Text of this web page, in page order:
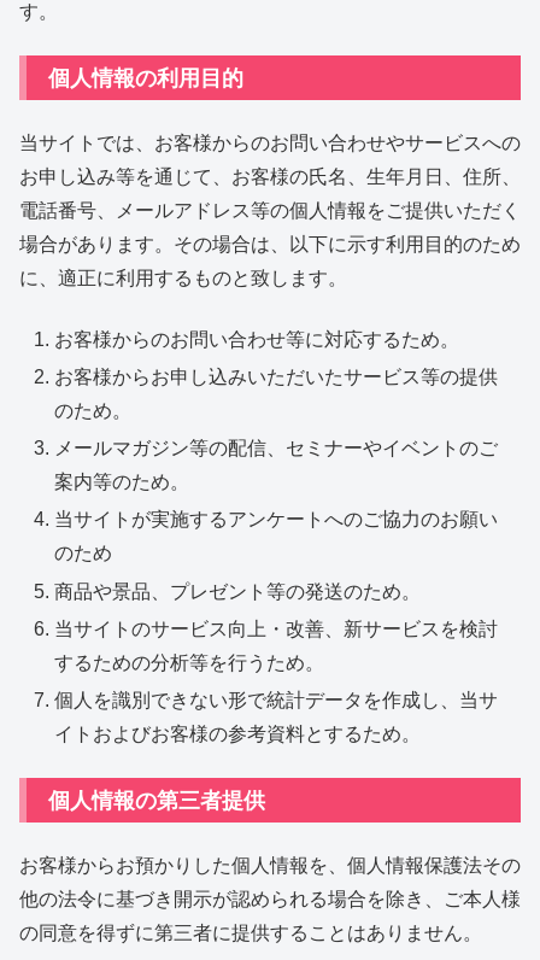
す。
個人情報の利用目的
当サイトでは、お客様からのお問い合わせやサービスへの
お申し込み等を通じて、お客様の氏名、生年月日、住所、
電話番号、メールアドレス等の個人情報をご提供いただく
場合があります。その場合は、以下に示す利用目的のため
に、適正に利用するものと致します。
お客様からのお問い合わせ等に対応するため。
お客様からお申し込みいただいたサービス等の提供
のため。
メールマガジン等の配信、セミナーやイベントのご
案内等のため。
当サイトが実施するアンケートへのご協力のお願い
のため
商品や景品、プレゼント等の発送のため。
当サイトのサービス向上・改善、新サービスを検討
するための分析等を行うため。
個人を識別できない形で統計データを作成し、当サ
イトおよびお客様の参考資料とするため。
個人情報の第三者提供
お客様からお預かりした個人情報を、個人情報保護法その
他の法令に基づき開示が認められる場合を除き、ご本人様
の同意を得ずに第三者に提供することはありません。